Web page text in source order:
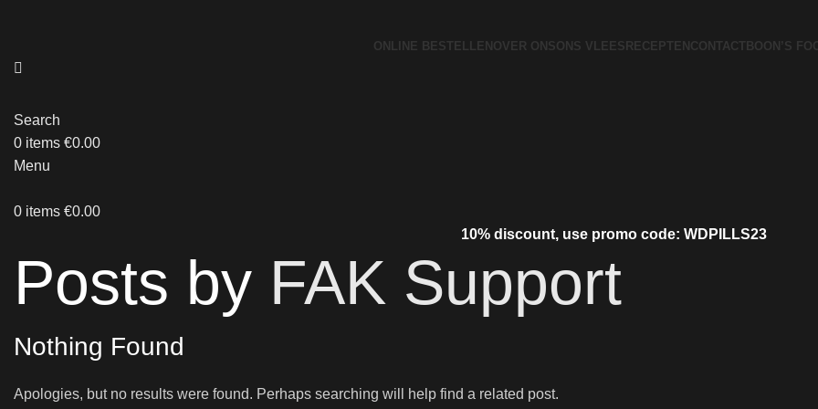
ONLINE BESTELLEN OVER ONSONS VLEES RECEPTEN CONTACT BOON’S
Search
0 items €0.00
Menu
0 items €0.00
10% discount, use promo code: WDPILLS23
Posts by FAK Support
Nothing Found
Apologies, but no results were found. Perhaps searching will help find a related post.